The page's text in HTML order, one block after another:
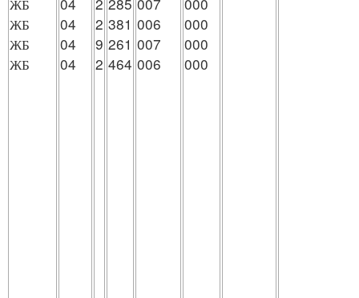
ЖБ
ЖБ
ЖБ
04
04
04
2
9
2
381
261
464
006
007
006
000
000
000